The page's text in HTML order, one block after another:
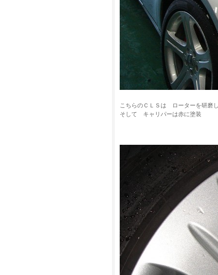
こちらのＣＬＳは ローターを研磨
そして キャリパーは赤に塗装